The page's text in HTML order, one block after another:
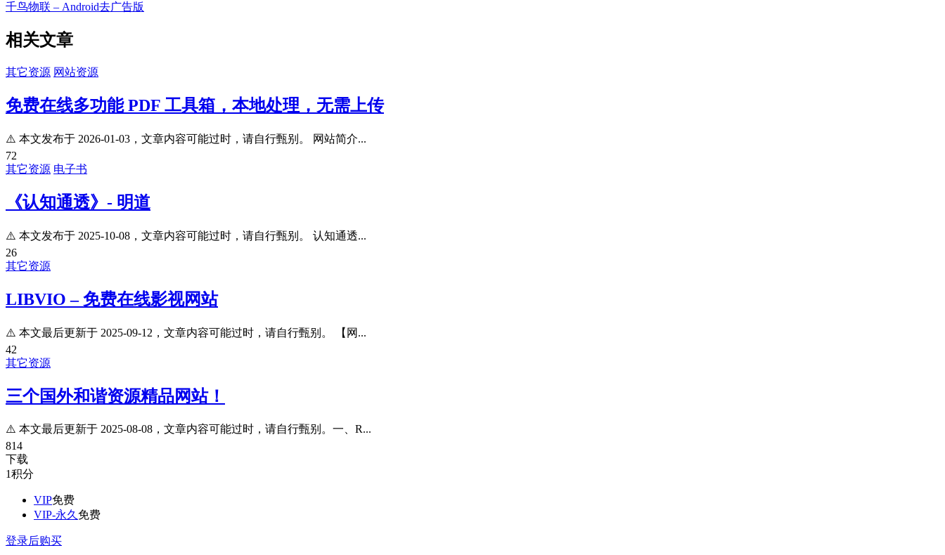
千鸟物联 – Android去广告版
相关文章
其它资源 网站资源
免费在线多功能 PDF 工具箱，本地处理，无需上传
⚠️ 本文发布于 2026-01-03，文章内容可能过时，请自行甄别。 网站简介...
72
其它资源 电子书
《认知通透》- 明道
⚠️ 本文发布于 2025-10-08，文章内容可能过时，请自行甄别。 认知通透...
26
其它资源
LIBVIO – 免费在线影视网站
⚠️ 本文最后更新于 2025-09-12，文章内容可能过时，请自行甄别。 【网...
42
其它资源
三个国外和谐资源精品网站！
⚠️ 本文最后更新于 2025-08-08，文章内容可能过时，请自行甄别。一、R...
814
下载
1积分
VIP免费
VIP-永久免费
登录后购买